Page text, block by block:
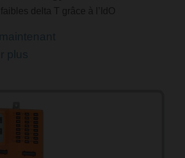
delta T grâce à l’IdO